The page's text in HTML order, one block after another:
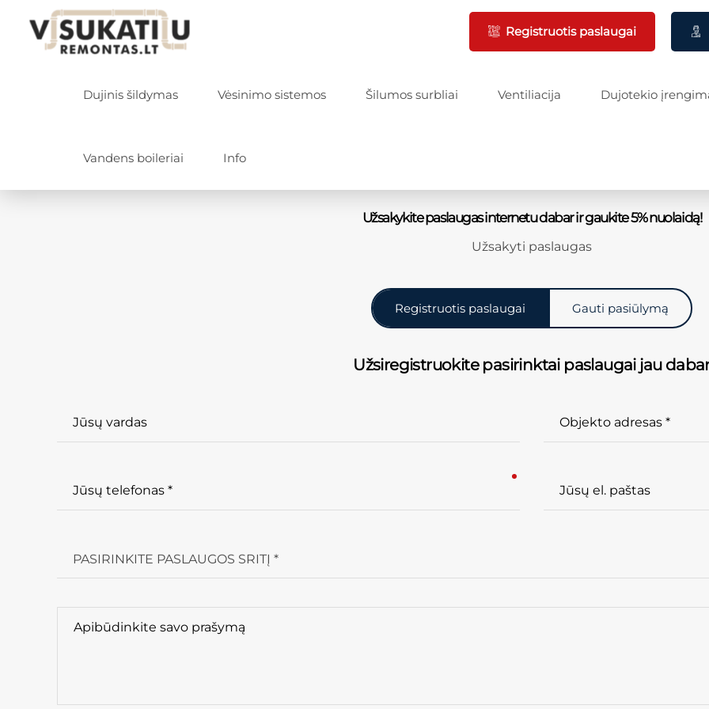
Registruotis paslaugai
Dujinis šildymas Vėsinimo sistemos Šilumos surbliai Ventiliacija Dujotekio
Vandens boileriai Info
Užsakykite paslaugas internetu dabar ir gaukite 5% nuolaidą!
Užsakyti paslaugas
Registruotis paslaugai Gauti pasiūlymą
Užsiregistruokite pasirinktai paslaugai jau
PASIRINKITE PASLAUGOS SRITĮ *